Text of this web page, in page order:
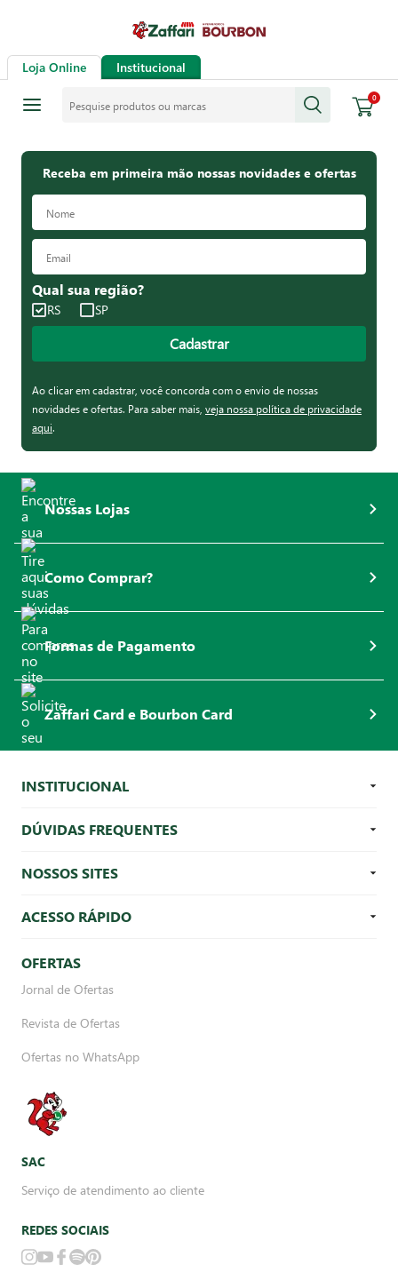
Loja Online Institucional
0
Receba em primeira mão nossas novidades e ofertas
Qual sua região?
RS SP
Cadastrar
Ao clicar em cadastrar, você concorda com o envio de nossas
novidades e ofertas. Para saber mais, veja nossa política de privacidade
aqui.
Nossas Lojas
Como Comprar?
Formas de Pagamento
Zaffari Card e Bourbon Card
INSTITUCIONAL
DÚVIDAS FREQUENTES
NOSSOS SITES
ACESSO RÁPIDO
OFERTAS
Jornal de Ofertas
Revista de Ofertas
Ofertas no WhatsApp
SAC
Serviço de atendimento ao cliente
REDES SOCIAIS